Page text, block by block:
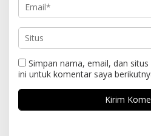
Simpan nama, email, dan
ini untuk komentar saya